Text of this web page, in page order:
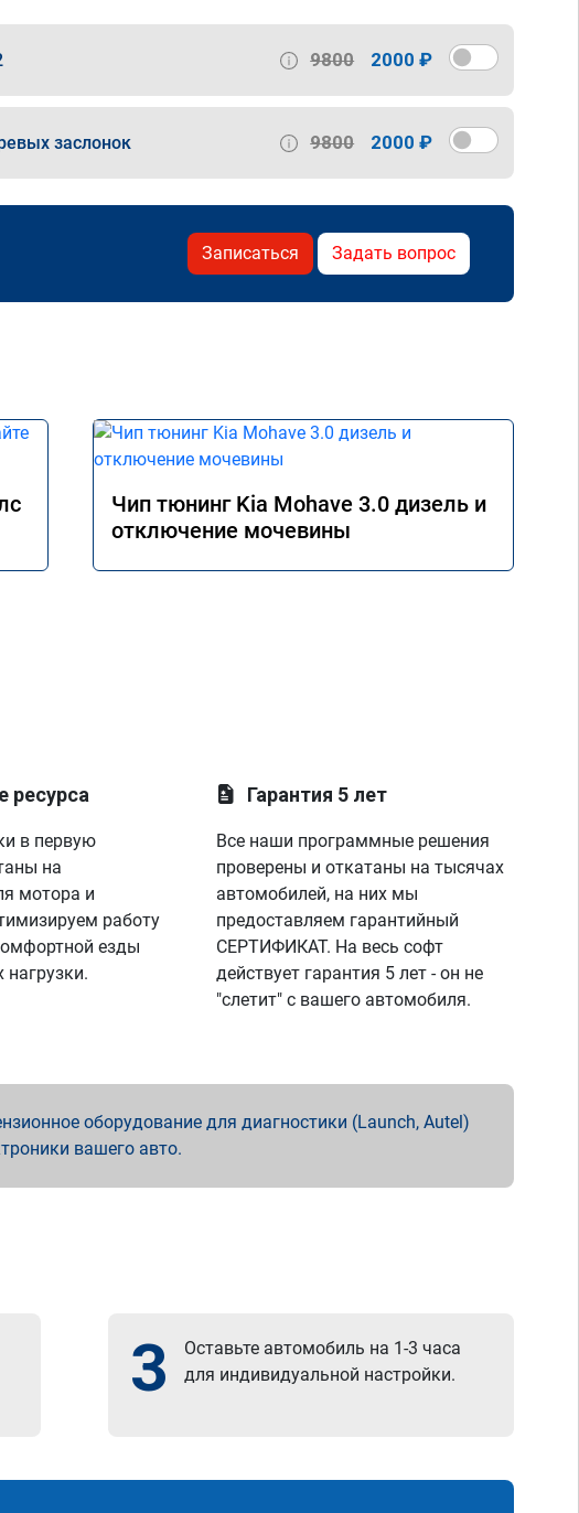
9800 2000 ₽
заслонок 9800 2000 ₽
Записаться Задать вопрос
Чип тюнинг Kia Mohave 3.0 дизель и
отключение мочевины
ресурса
в первую
на
мотора и
работу
езды
нагрузки.
Гарантия 5 лет
Все наши программные решения
проверены и откатаны на тысячах
автомобилей, на них мы
предоставляем гарантийный
СЕРТИФИКАТ. На весь софт
действует гарантия 5 лет - он не
"слетит" с вашего автомобиля.
оборудование для диагностики (Launch, Autel)
вашего авто.
3
Оставьте автомобиль на 1-3 часа
для индивидуальной настройки.